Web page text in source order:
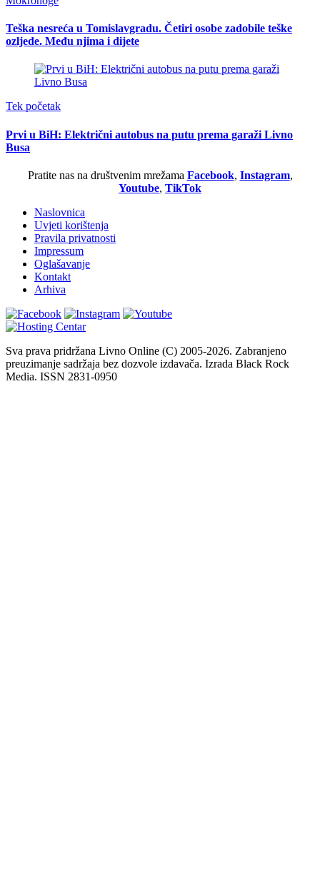
Teška nesreća u Tomislavgradu. Četiri osobe zadobile teške
ozljede. Među njima i dijete
Tek početak
Prvi u BiH: Električni autobus na putu prema garaži Livno
Busa
Pratite nas na društvenim mrežama Facebook, Instagram,
Youtube, TikTok
Naslovnica
Uvjeti korištenja
Pravila privatnosti
Impressum
Oglašavanje
Kontakt
Arhiva
Sva prava pridržana Livno Online (C) 2005-2026. Zabranjeno
preuzimanje sadržaja bez dozvole izdavača. Izrada Black Rock
Media. ISSN 2831-0950